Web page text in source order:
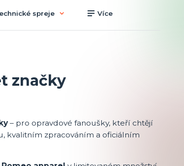
spreje Více
značky
– pro opravdové fanoušky, kteří chtějí
kvalitním zpracováním a oficiálním